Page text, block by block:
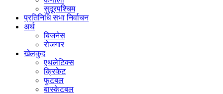
सुदूरपश्चिम
प्रतिनिधि सभा निर्वाचन
अर्थ
बिजनेस
रोजगार
खेलकुद
एथलेटिक्स
क्रिकेट
फुटबल
बास्केटबल